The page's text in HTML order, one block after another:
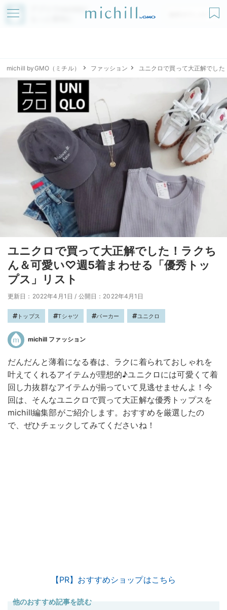
アプリでmichillが
無料ダウンロード
michill byGMO（ミチル） ファッション ユニクロで買って大正解でし
ユニクロで買って大正解でした！ラクち
ん＆可愛い♡週5着まわせる「優秀トッ
プス」リスト
更新日：2022年4月1日 / 公開日：2022年4月1日
トップス Tシャツ パーカー ユニクロ
michill ファッション
だんだんと薄着になる春は、ラクに着られておしゃれを
叶えてくれるアイテムが理想的♪ユニクロには可愛くて着
回し力抜群なアイテムが揃っていて見逃せませんよ！今
回は、そんなユニクロで買って大正解な優秀トップスを
michill編集部がご紹介します。おすすめを厳選したの
で、ぜひチェックしてみてくださいね！
【PR】おすすめショップはこちら
他のおすすめ記事を読む